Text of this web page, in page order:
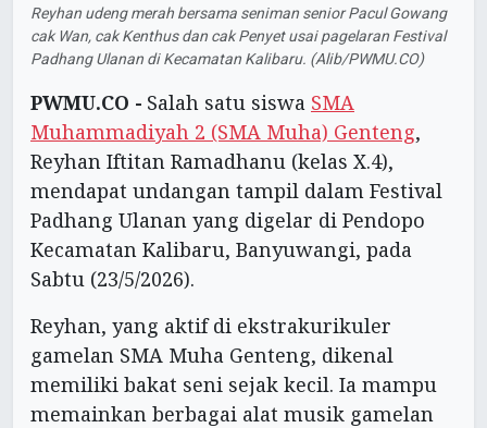
Reyhan udeng merah bersama seniman senior Pacul Gowang
cak Wan, cak Kenthus dan cak Penyet usai pagelaran Festival
Padhang Ulanan di Kecamatan Kalibaru. (Alib/PWMU.CO)
PWMU.CO - Salah satu siswa SMA
Muhammadiyah 2 (SMA Muha) Genteng,
Reyhan Iftitan Ramadhanu (kelas X.4),
mendapat undangan tampil dalam Festival
Padhang Ulanan yang digelar di Pendopo
Kecamatan Kalibaru, Banyuwangi, pada
Sabtu (23/5/2026).
Reyhan, yang aktif di ekstrakurikuler
gamelan SMA Muha Genteng, dikenal
memiliki bakat seni sejak kecil. Ia mampu
memainkan berbagai alat musik gamelan